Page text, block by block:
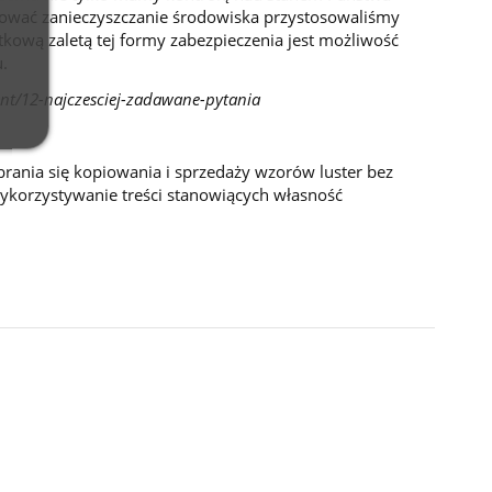
zanieczyszczanie środowiska przystosowaliśmy
zaletą tej formy zabezpieczenia jest możliwość
12-najczesciej-zadawane-pytania
się kopiowania i sprzedaży wzorów luster bez
treści stanowiących własność